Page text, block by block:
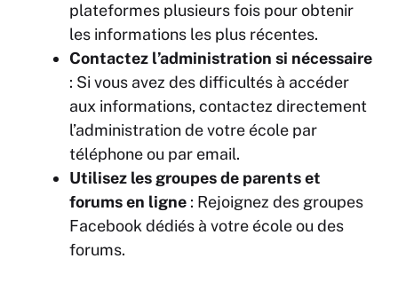
plateformes plusieurs fois pour obtenir
les informations les plus récentes.
Contactez l’administration si nécessaire
: Si vous avez des difficultés à accéder
aux informations, contactez directement
l’administration de votre école par
téléphone ou par email.
Utilisez les groupes de parents et
forums en ligne : Rejoignez des groupes
Facebook dédiés à votre école ou des
forums.